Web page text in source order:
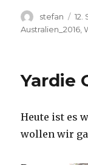
Autor
stefan
am
Australien_2016 ,
Yardie
Heute ist es
wollen wir